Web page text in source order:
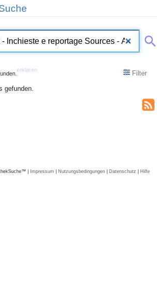
erklären
Filter
gefunden.
| Impressum | Nutzungsbedingungen | Datenschutz | Hilfe